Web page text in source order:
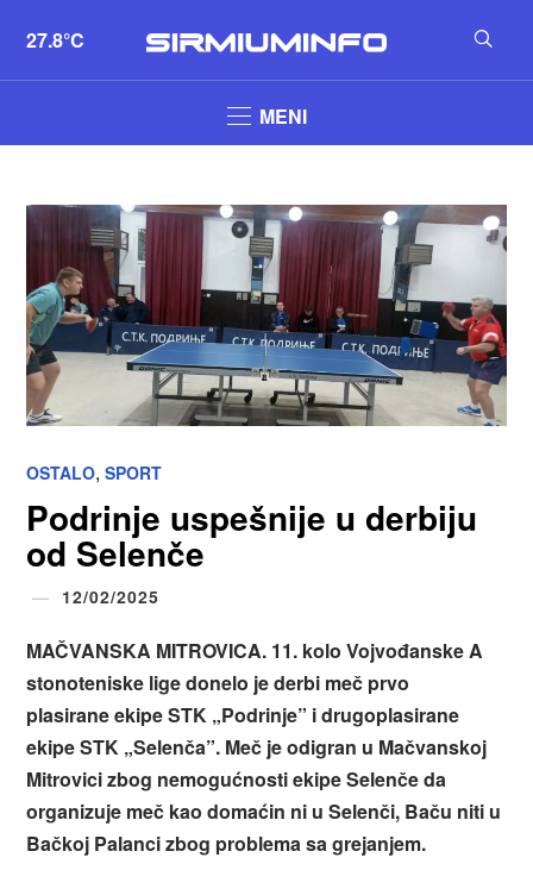
27.8°C
MENI
OSTALO,SPORT
Podrinje uspešnije u derbiju
od Selenče
12/02/2025
MAČVANSKA MITROVICA. 11. kolo Vojvođanske A
stonoteniske lige donelo je derbi meč prvo
plasirane ekipe STK „Podrinje” i drugoplasirane
ekipe STK „Selenča”. Meč je odigran u Mačvanskoj
Mitrovici zbog nemogućnosti ekipe Selenče da
organizuje meč kao domaćin ni u Selenči, Baču niti u
Bačkoj Palanci zbog problema sa grejanjem.